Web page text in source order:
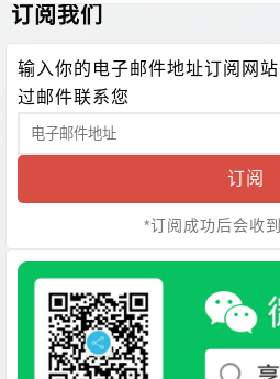
订阅我们
输入你的电子邮件地址订阅网
过邮件联系您
订阅
*订阅成功后会收